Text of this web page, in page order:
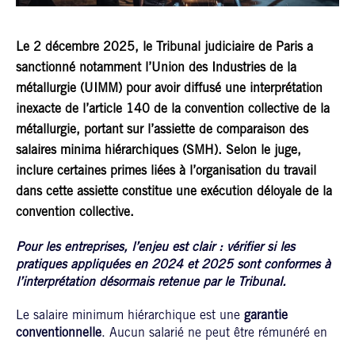
Le 2 décembre 2025, le Tribunal judiciaire de Paris a
sanctionné notamment l’Union des Industries de la
métallurgie (UIMM) pour avoir diffusé une interprétation
inexacte de l’article 140 de la convention collective de la
métallurgie, portant sur l’assiette de comparaison des
salaires minima hiérarchiques (SMH). Selon le juge,
inclure certaines primes liées à l’organisation du travail
dans cette assiette constitue une exécution déloyale de la
convention collective.
Pour les entreprises, l’enjeu est clair : vérifier si les
pratiques appliquées en 2024 et 2025 sont conformes à
l’interprétation désormais retenue par le Tribunal.
Le salaire minimum hiérarchique est une garantie
conventionnelle. Aucun salarié ne peut être rémunéré en